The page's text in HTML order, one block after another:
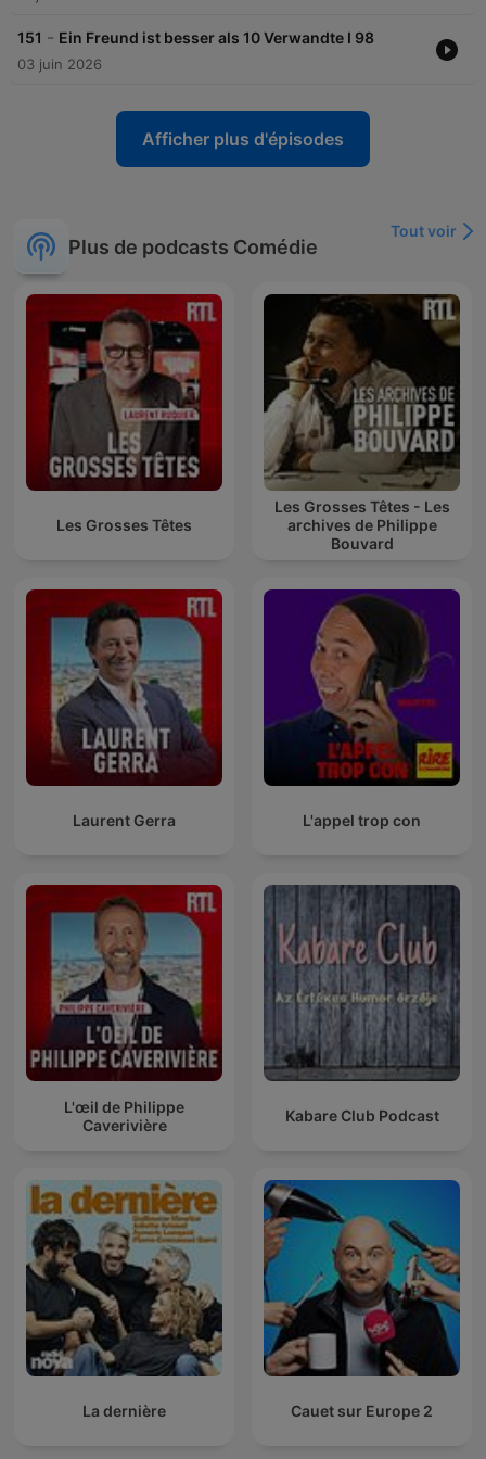
151 - Ein Freund ist besser als 10 Verwandte I 98
03 juin 2026
Afficher plus d'épisodes
Plus de podcasts Comédie
Tout voir
Les Grosses Têtes
Les Grosses Têtes - Les
archives de Philippe
Bouvard
Laurent Gerra L'appel trop con
L'œil de Philippe
Caverivière
Kabare Club Podcast
La dernière Cauet sur Europe 2